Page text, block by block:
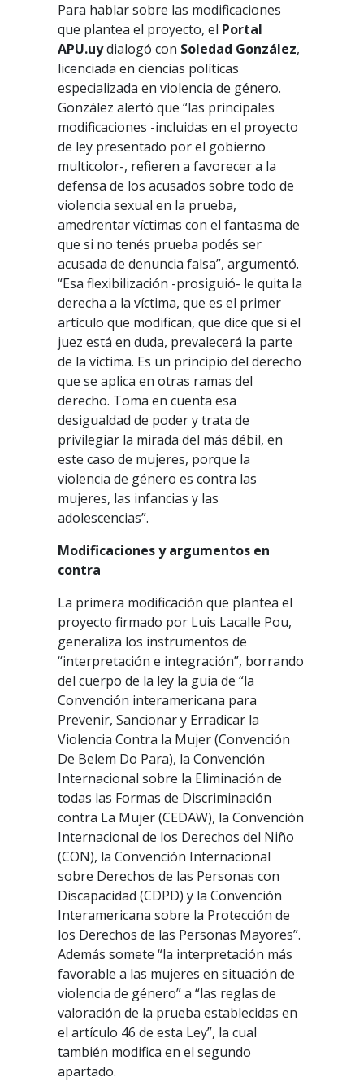
Para hablar sobre las modificaciones
que plantea el proyecto, el Portal
APU.uydialogó con Soledad González,
licenciada en ciencias políticas
especializada en violencia de género.
González alertó que “las principales
modificaciones -incluidas en el proyecto
de ley presentado por el gobierno
multicolor-, refieren a favorecer a la
defensa de los acusados sobre todo de
violencia sexual en la prueba,
amedrentar víctimas con el fantasma de
que si no tenés prueba podés ser
acusada de denuncia falsa”, argumentó.
“Esa flexibilización -prosiguió- le quita la
derecha a la víctima, que es el primer
artículo que modifican, que dice que si el
juez está en duda, prevalecerá la parte
de la víctima. Es un principio del derecho
que se aplica en otras ramas del
derecho. Toma en cuenta esa
desigualdad de poder y trata de
privilegiar la mirada del más débil, en
este caso de mujeres, porque la
violencia de género es contra las
mujeres, las infancias y las
adolescencias”.
Modificaciones y argumentos en
contra
La primera modificación que plantea el
proyecto firmado por Luis Lacalle Pou,
generaliza los instrumentos de
“interpretación e integración”, borrando
del cuerpo de la ley la guia de “la
Convención interamericana para
Prevenir, Sancionar y Erradicar la
Violencia Contra la Mujer (Convención
De Belem Do Para), la Convención
Internacional sobre la Eliminación de
todas las Formas de Discriminación
contra La Mujer (CEDAW), la Convención
Internacional de los Derechos del Niño
(CON), la Convención Internacional
sobre Derechos de las Personas con
Discapacidad (CDPD) y la Convención
Interamericana sobre la Protección de
los Derechos de las Personas Mayores”.
Además somete “la interpretación más
favorable a las mujeres en situación de
violencia de género” a “las reglas de
valoración de la prueba establecidas en
el artículo 46 de esta Ley”, la cual
también modifica en el segundo
apartado.